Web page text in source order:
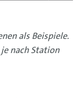
als Beispiele.
nach Station